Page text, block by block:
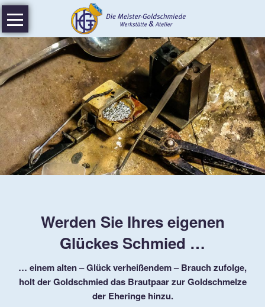
Navigation
überspringen
Home
Aktuelles
Werkstatt
Atelier
Trauring-
Spezial
Video
Meisterstück
Auszeichnungen
Kontakt
Werden Sie Ihres eigenen
Glückes Schmied …
… einem alten – Glück verheißendem – Brauch zufolge,
holt der Goldschmied das Brautpaar zur Goldschmelze
der Eheringe hinzu.